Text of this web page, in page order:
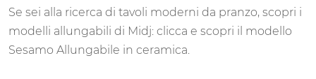
Se sei alla ricerca di tavoli moderni da pranzo, scopri i
modelli allungabili di Midj: clicca e scopri il modello
Sesamo Allungabile in ceramica.